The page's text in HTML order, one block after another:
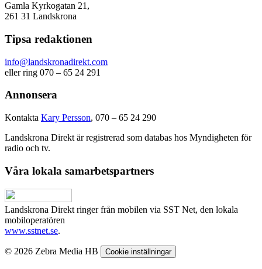
Gamla Kyrkogatan 21,
261 31 Landskrona
Tipsa redaktionen
info@landskronadirekt.com
eller ring 070 – 65 24 291
Annonsera
Kontakta Kary Persson, 070 – 65 24 290
Landskrona Direkt är registrerad som databas hos Myndigheten för
radio och tv.
Våra lokala samarbetspartners
Landskrona Direkt ringer från mobilen via SST Net, den lokala
mobiloperatören
www.sstnet.se.
© 2026 Zebra Media HB Cookie inställningar